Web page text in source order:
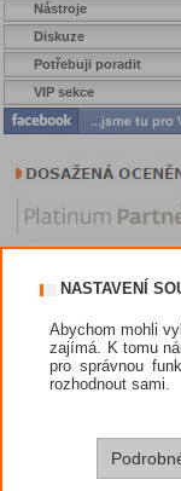
Nástroje
Diskuze
Potřebuji poradit
VIP sekce
NASTAVENÍ
Abychom mohli
zajímá. K tomu
pro správnou
rozhodnout sami.